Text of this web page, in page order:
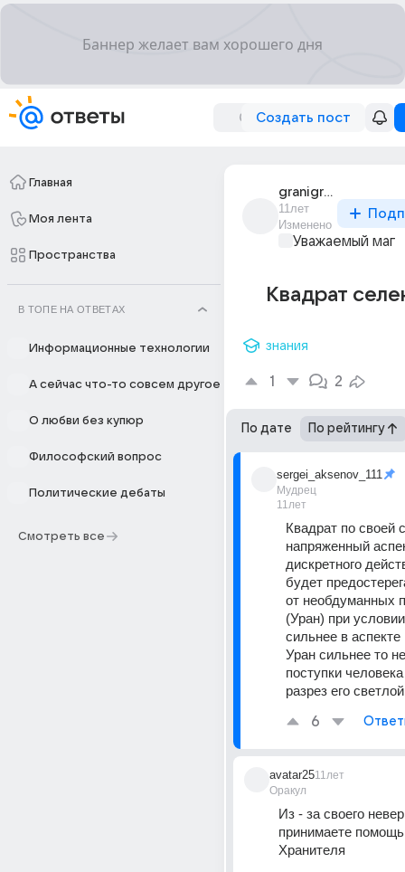
Создать пост
Главная
Моя лента
Пространства
В ТОПЕ НА ОТВЕТАХ
Информационные технологии
А сейчас что-то совсем другое
О любви без купюр
Философский вопрос
Политические дебаты
Смотреть все
granigrani
11лет
Изменено
Уважаемый маг
Квадрат
знания
1 2
По дате По рейтингу
sergei_aksenov_111
Мудрец
11лет
Квадрат по своей
напряженный
дискретного
будет
от необдуманных
(Уран) при
сильнее в
Уран сильнее то
поступки
разрез его
6
avatar25
Оракул
11лет
Из - за своего
принимаете
Хранителя